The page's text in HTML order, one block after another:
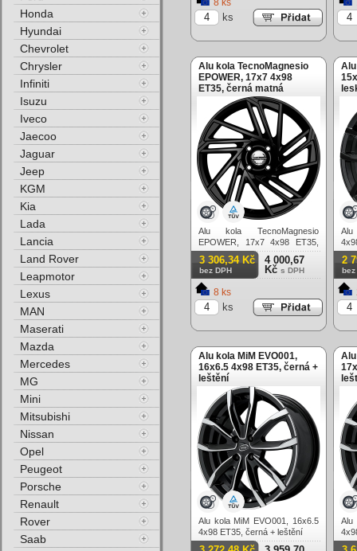
8 ks
ks
Alu kola TecnoMagnesio
EPOWER, 17x7 4x98
ET35, černá matná
Alu kola TecnoMagnesio
EPOWER, 17x7 4x98 ET35,
černá matná
3 306,34 Kč
bez DPH
4 000,67
Kč s DPH
8 ks
ks
Alu
2
bez
Alu kola MiM EVO001,
16x6.5 4x98 ET35, černá +
leštění
Alu kola MiM EVO001, 16x6.5
4x98 ET35, černá + leštění
Alu
Honda
Hyundai
Chevrolet
Chrysler
Infiniti
Isuzu
Iveco
Jaecoo
Jaguar
Jeep
KGM
Kia
Lada
Lancia
Land Rover
Leapmotor
Lexus
MAN
Maserati
Mazda
Mercedes
MG
Mini
Mitsubishi
Nissan
Opel
Peugeot
Porsche
Renault
Rover
Saab